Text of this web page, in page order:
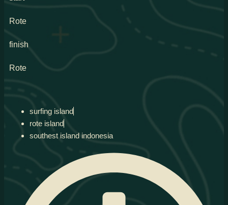
Rote
finish
Rote
surfing island
rote island
southest island indonesia